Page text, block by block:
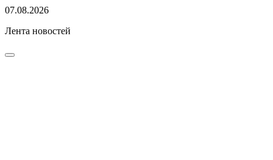
07.08.2026
Лента новостей